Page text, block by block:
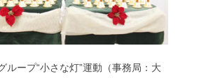
ループ“小さな灯”運動（事務局：大